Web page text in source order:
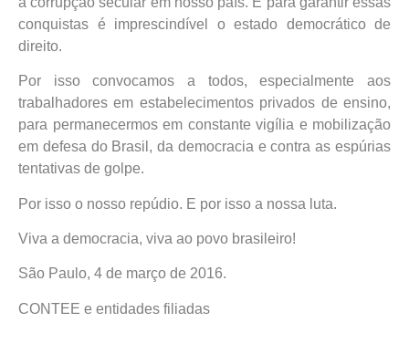
conquistas é imprescindível o estado democrático de
direito.
Por isso convocamos a todos, especialmente aos
trabalhadores em estabelecimentos privados de ensino,
para permanecermos em constante vigília e mobilização
em defesa do Brasil, da democracia e contra as espúrias
tentativas de golpe.
Por isso o nosso repúdio. E por isso a nossa luta.
Viva a democracia, viva ao povo brasileiro!
São Paulo, 4 de março de 2016.
CONTEE e entidades filiadas